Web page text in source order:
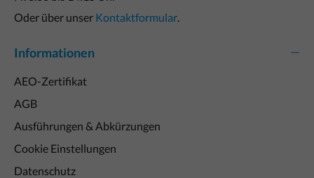
Oder über unser Kontaktformular
Informationen
AEO-Zertifikat
AGB
Ausführungen & Abkürzungen
Cookie Einstellungen
Datenschutz